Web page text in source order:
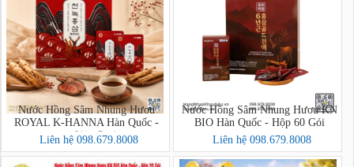
Nước Hồng Sâm Nhung Hươu
ROYAL K-HANNA Hàn Quốc -
Hộp 30 Gói (천녹홍삼 ROYAL)
Liên hệ 098.679.8008
Nước Hồng Sâm Nhung Hươu KN
BIO Hàn Quốc - Hộp 60 Gói
Liên hệ 098.679.8008